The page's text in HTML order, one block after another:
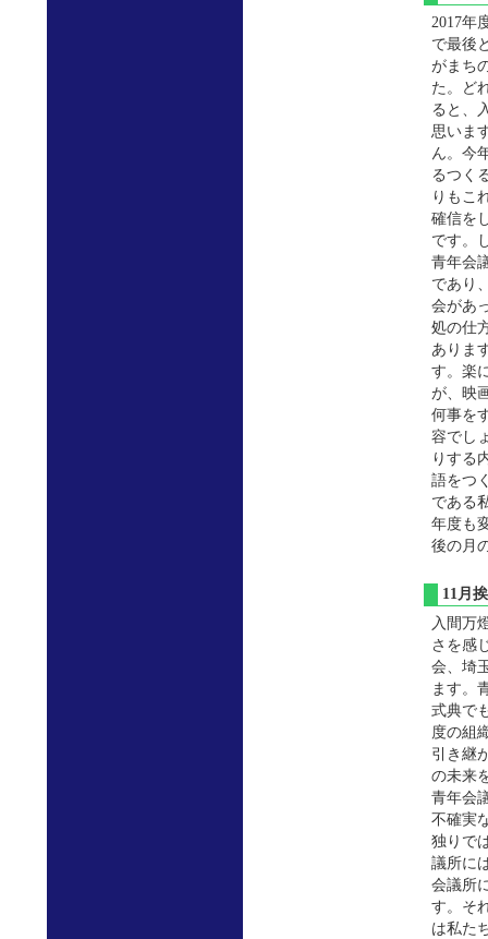
2017年
で最後
がまち
た。ど
ると、
思いま
ん。今
るつく
りもこ
確信を
です。
青年会
であり
会があ
処の仕
ありま
す。楽
が、映
何事を
容でし
りする
語をつ
である
年度も
後の月
11月
入間万
さを感
会、埼
ます。
式典で
度の組
引き継
の未来
青年会
不確実
独りで
議所に
会議所
す。そ
は私た